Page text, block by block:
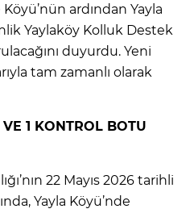
Köyü’nün ardından Yayla
Yaylaköy Kolluk Destek
duyurdu. Yeni
tam zamanlı olarak
1 KONTROL BOTU
22 Mayıs 2026 tarihli
Yayla Köyü’nde